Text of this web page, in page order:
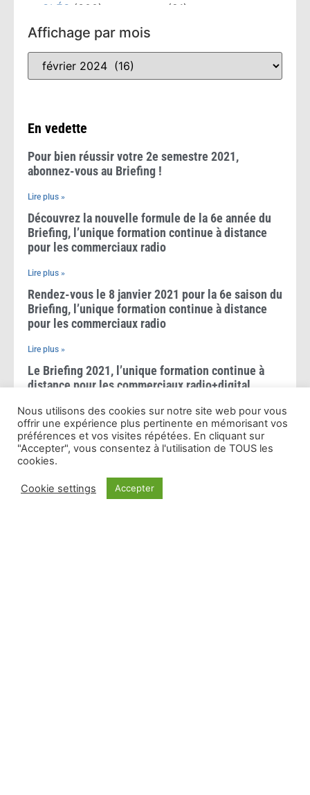
CLÉS (300)
ÉVÉNEMENTS
(159)
FORMATION(148)
GRANDS PRIX PUB
RADIO
(21)
Affichage par mois
En vedette
Pour bien réussir votre 2e semestre 2021,
abonnez-vous au Briefing !
Lire plus »
Découvrez la nouvelle formule de la 6e année du
Briefing, l’unique formation continue à distance
pour les commerciaux radio
Lire plus »
Rendez-vous le 8 janvier 2021 pour la 6e saison du
Briefing, l’unique formation continue à distance
pour les commerciaux radio
Lire plus »
Le Briefing 2021, l’unique formation continue à
distance pour les commerciaux radio+digital
Lire plus »
Le Briefing 2020, l’unique formation à distance
pour les commerciaux radio+digital
Nous utilisons des cookies sur notre site web pour vous
offrir une expérience plus pertinente en mémorisant vos
préférences et vos visites répétées. En cliquant sur
"Accepter", vous consentez à l'utilisation de TOUS les
cookies.
Cookie settings Accepter